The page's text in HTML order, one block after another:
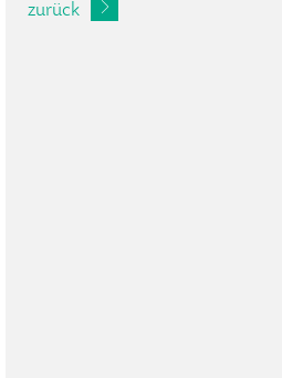
zurück